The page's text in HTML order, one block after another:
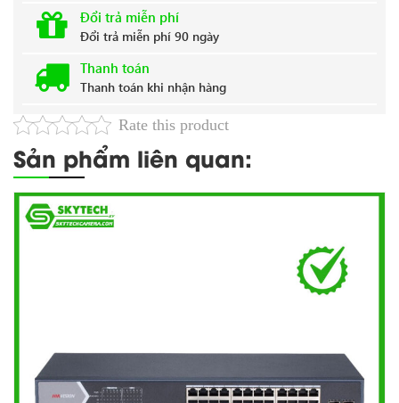
Đổi trả miễn phí
Đổi trả miễn phí 90 ngày
Thanh toán
Thanh toán khi nhận hàng
Rate this product
Sản phẩm liên quan: